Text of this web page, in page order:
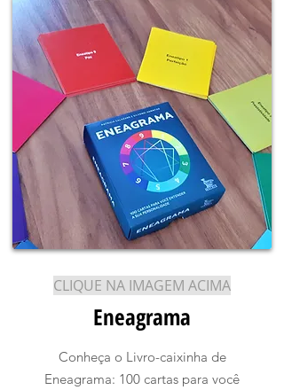
CLIQUE NA IMAGEM ACIMA
Eneagrama
Conheça o Livro-caixinha de
Eneagrama: 100 cartas para você